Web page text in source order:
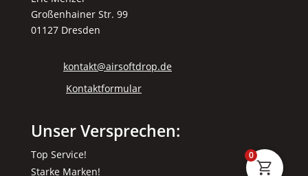
Großenhainer Str. 99
01127 Dresden
kontakt@airsoftdrop.de
Kontaktformular
Unser Versprechen:
Top Service!
Starke Marken!
0